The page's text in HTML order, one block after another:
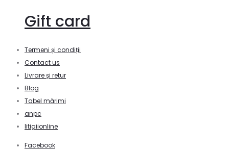
Gift card
Termeni și condiții
Contact us
Livrare și retur
Blog
Tabel mărimi
anpc
litigiionline
Facebook